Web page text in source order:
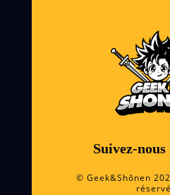
Suivez-nous
© Geek&Shônen